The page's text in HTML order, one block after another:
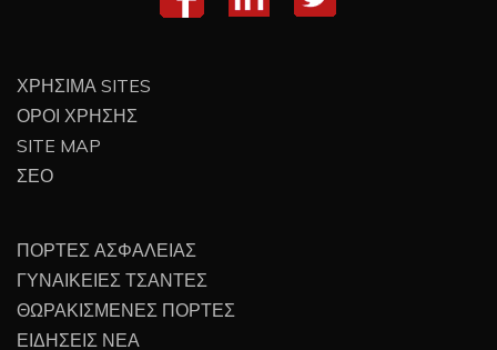
ΧΡΗΣΙΜΑ SITES
ΟΡΟΙ ΧΡΗΣΗΣ
SITE MAP
ΣΕΟ
ΠΟΡΤΕΣ ΑΣΦΑΛΕΙΑΣ
ΓΥΝΑΙΚΕΙΕΣ ΤΣΑΝΤΕΣ
ΘΩΡΑΚΙΣΜΕΝΕΣ ΠΟΡΤΕΣ
ΕΙΔΗΣΕΙΣ ΝΕΑ